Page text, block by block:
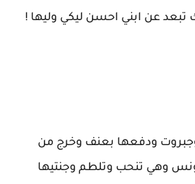
تبعد عن ابني احسن ليكي وليها !
ودفعها بعنف وخرج من
وهي تنحب وتلطم وجنتيها